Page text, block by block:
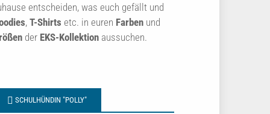
entscheiden, was euch gefällt und
,T-Shirts etc. in euren Farben und
der EKS-Kollektion aussuchen.
SCHULHÜNDIN "POLLY"